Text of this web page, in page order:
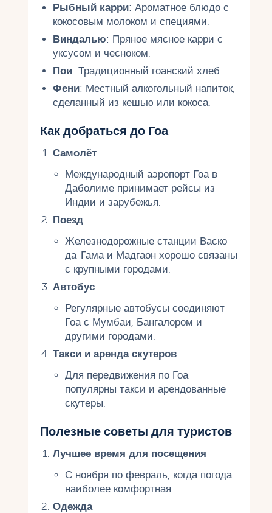
Рыбный карри: Ароматное блюдо с
кокосовым молоком и специями.
Виндалью: Пряное мясное карри с
уксусом и чесноком.
Пои: Традиционный гоанский хлеб.
Фени: Местный алкогольный напиток,
сделанный из кешью или кокоса.
Как добраться до Гоа
Самолёт
Международный аэропорт Гоа в
Даболиме принимает рейсы из
Индии и зарубежья.
Поезд
Железнодорожные станции Васко-
да-Гама и Мадгаон хорошо связаны
с крупными городами.
Автобус
Регулярные автобусы соединяют
Гоа с Мумбаи, Бангалором и
другими городами.
Такси и аренда скутеров
Для передвижения по Гоа
популярны такси и арендованные
скутеры.
Полезные советы для туристов
Лучшее время для посещения
С ноября по февраль, когда погода
наиболее комфортная.
Одежда